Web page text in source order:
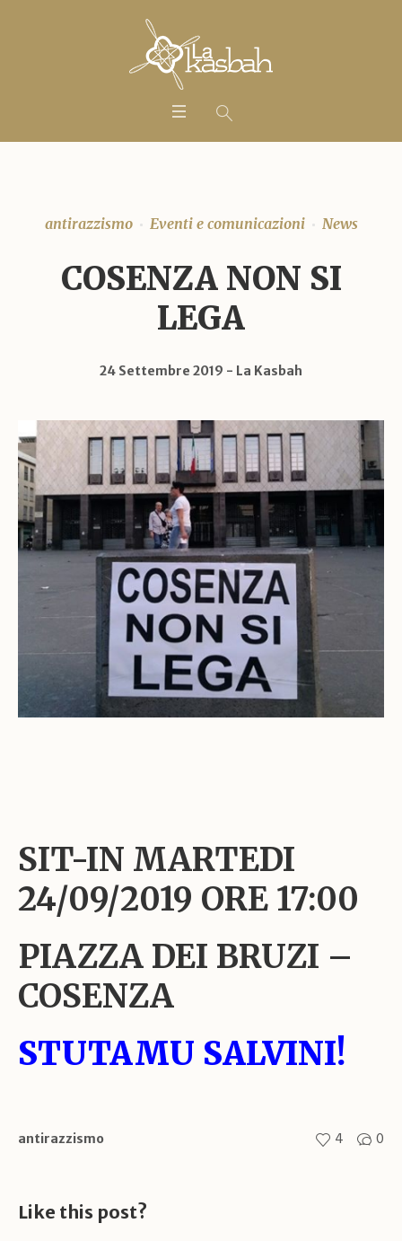
antirazzismo Eventi e comunicazioni News
COSENZA NON SI
LEGA
24 Settembre 2019 La Kasbah
SIT-IN MARTEDI
24/09/2019 ORE 17:00
PIAZZA DEI BRUZI –
COSENZA
STUTAMU SALVINI!
antirazzismo 4 0
Like this post?